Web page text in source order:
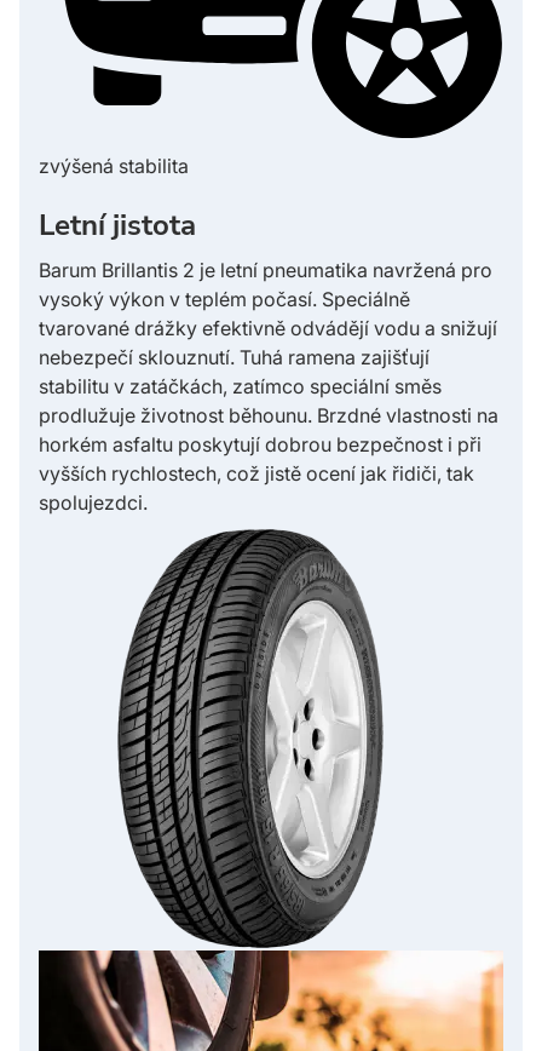
zvýšená stabilita
Letní jistota
Barum Brillantis 2 je letní pneumatika navržená pro
vysoký výkon v teplém počasí. Speciálně
tvarované drážky efektivně odvádějí vodu a snižují
nebezpečí sklouznutí. Tuhá ramena zajišťují
stabilitu v zatáčkách, zatímco speciální směs
prodlužuje životnost běhounu. Brzdné vlastnosti na
horkém asfaltu poskytují dobrou bezpečnost i při
vyšších rychlostech, což jistě ocení jak řidiči, tak
spolujezdci.